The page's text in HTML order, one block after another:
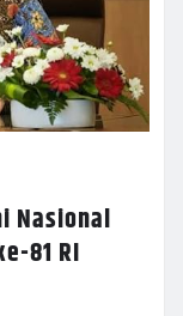
Nasional
81 RI